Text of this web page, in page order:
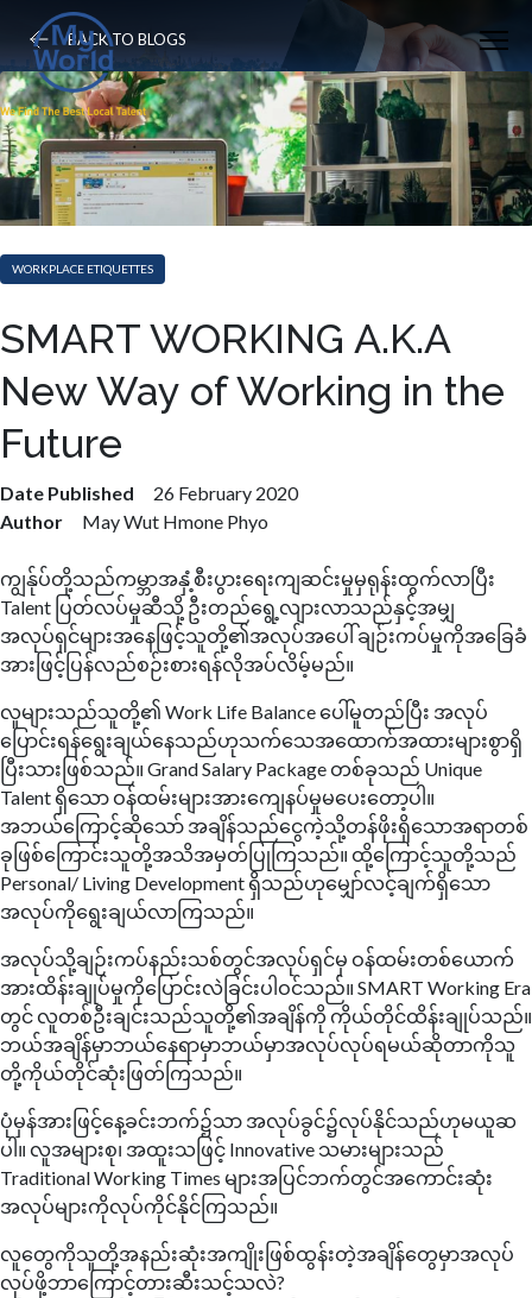
BACK TO BLOGS
WORKPLACE ETIQUETTES
SMART WORKING A.K.A
New Way of Working in the
Future
Date Published
26 February 2020
Author
May Wut Hmone Phyo
ကျွန်ုပ်တို့သည်ကမ္ဘာအနှံ့စီးပွားရေးကျဆင်းမှုမှရုန်းထွက်လာပြီး
Talent ပြတ်လပ်မှုဆီသို့ ဦးတည်ရွေ့လျားလာသည်နှင့်အမျှ
အလုပ်ရှင်များအနေဖြင့်သူတို့၏အလုပ်အပေါ် ချဉ်းကပ်မှုကိုအခြေခံ
အားဖြင့်ပြန်လည်စဉ်းစားရန်လိုအပ်လိမ့်မည်။
လူများသည်သူတို့၏ Work Life Balance ပေါ်မူတည်ပြီး အလုပ်
ပြောင်းရန်ရွေးချယ်နေသည်ဟုသက်သေအထောက်အထားများစွာရှိ
ပြီးသားဖြစ်သည်။ Grand Salary Package တစ်ခုသည် Unique
Talent ရှိသော ဝန်ထမ်းများအားကျေနပ်မှုမပေးတော့ပါ။
အဘယ်ကြောင့်ဆိုသော် အချိန်သည်ငွေကဲ့သို့တန်ဖိုးရှိသောအရာတစ်
ခုဖြစ်ကြောင်းသူတို့အသိအမှတ်ပြုကြသည်။ ထို့ကြောင့်သူတို့သည်
Personal/ Living Development ရှိသည်ဟုမျှော်လင့်ချက်ရှိသော
အလုပ်ကိုရွေးချယ်လာကြသည်။
အလုပ်သို့ချဉ်းကပ်နည်းသစ်တွင်အလုပ်ရှင်မှ ဝန်ထမ်းတစ်ယောက်
အားထိန်းချုပ်မှုကိုပြောင်းလဲခြင်းပါဝင်သည်။ SMART Working Era
တွင် လူတစ်ဦးချင်းသည်သူတို့၏အချိန်ကို ကိုယ်တိုင်ထိန်းချုပ်သည်။
ဘယ်အချိန်မှာဘယ်နေရာမှာဘယ်မှာအလုပ်လုပ်ရမယ်ဆိုတာကိုသူ
တို့ကိုယ်တိုင်ဆုံးဖြတ်ကြသည်။
ပုံမှန်အားဖြင့်နေ့ခင်းဘက်၌သာ အလုပ်ခွင်၌လုပ်နိုင်သည်ဟုမယူဆ
ပါ။ လူအများစု၊ အထူးသဖြင့် Innovative သမားများသည်
Traditional Working Times များအပြင်ဘက်တွင်အကောင်းဆုံး
အလုပ်များကိုလုပ်ကိုင်နိုင်ကြသည်။
လူတွေကိုသူတို့အနည်းဆုံးအကျိုးဖြစ်ထွန်းတဲ့အချိန်တွေမှာအလုပ်
လုပ်ဖို့ဘာကြောင့်တားဆီးသင့်သလဲ?